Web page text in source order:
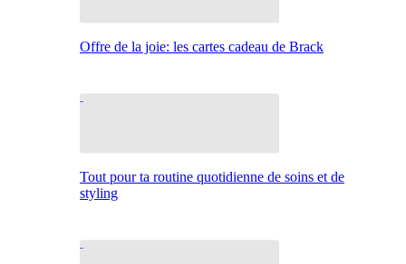
Offre de la joie: les cartes cadeau de Brack
Tout pour ta routine quotidienne de soins et de
styling